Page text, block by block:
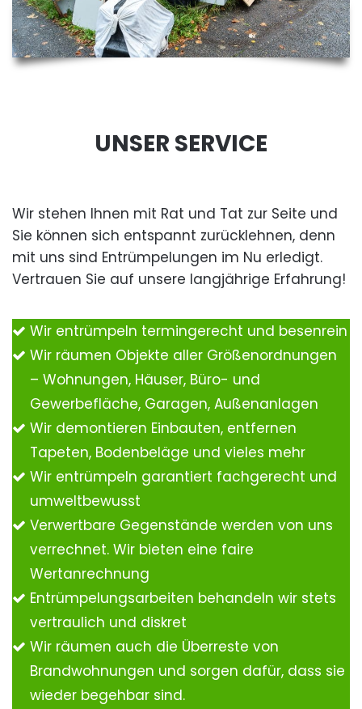
UNSER SERVICE
Wir stehen Ihnen mit Rat und Tat zur Seite und
Sie können sich entspannt zurücklehnen, denn
mit uns sind Entrümpelungen im Nu erledigt.
Vertrauen Sie auf unsere langjährige Erfahrung!
Wir entrümpeln termingerecht und besenrein
Wir räumen Objekte aller Größenordnungen
– Wohnungen, Häuser, Büro- und
Gewerbefläche, Garagen, Außenanlagen
Wir demontieren Einbauten, entfernen
Tapeten, Bodenbeläge und vieles mehr
Wir entrümpeln garantiert fachgerecht und
umweltbewusst
Verwertbare Gegenstände werden von uns
verrechnet. Wir bieten eine faire
Wertanrechnung
Entrümpelungsarbeiten behandeln wir stets
vertraulich und diskret
Wir räumen auch die Überreste von
Brandwohnungen und sorgen dafür, dass sie
wieder begehbar sind.